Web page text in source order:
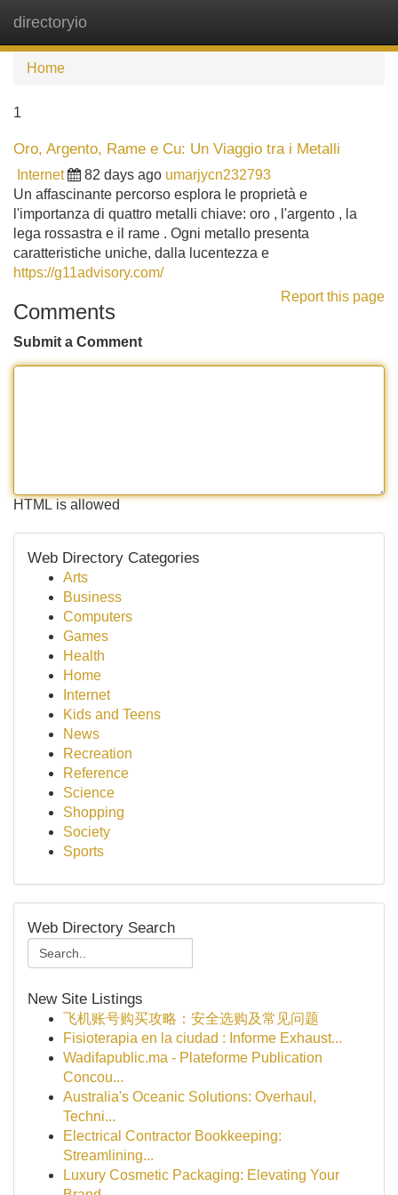
directoryio
Home
1
Oro, Argento, Rame e Cu: Un Viaggio tra i Metalli
Internet 82 days ago umarjycn232793
Un affascinante percorso esplora le proprietà e
l'importanza di quattro metalli chiave: oro , l'argento , la
lega rossastra e il rame . Ogni metallo presenta
caratteristiche uniche, dalla lucentezza e
https://g11advisory.com/
Report this page
Comments
Submit a Comment
HTML is allowed
Web Directory Categories
Arts
Business
Computers
Games
Health
Home
Internet
Kids and Teens
News
Recreation
Reference
Science
Shopping
Society
Sports
Web Directory Search
New Site Listings
飞机账号购买攻略：安全选购及常见问题
Fisioterapia en la ciudad : Informe Exhaust...
Wadifapublic.ma - Plateforme Publication
Concou...
Australia's Oceanic Solutions: Overhaul,
Techni...
Electrical Contractor Bookkeeping:
Streamlining...
Luxury Cosmetic Packaging: Elevating Your